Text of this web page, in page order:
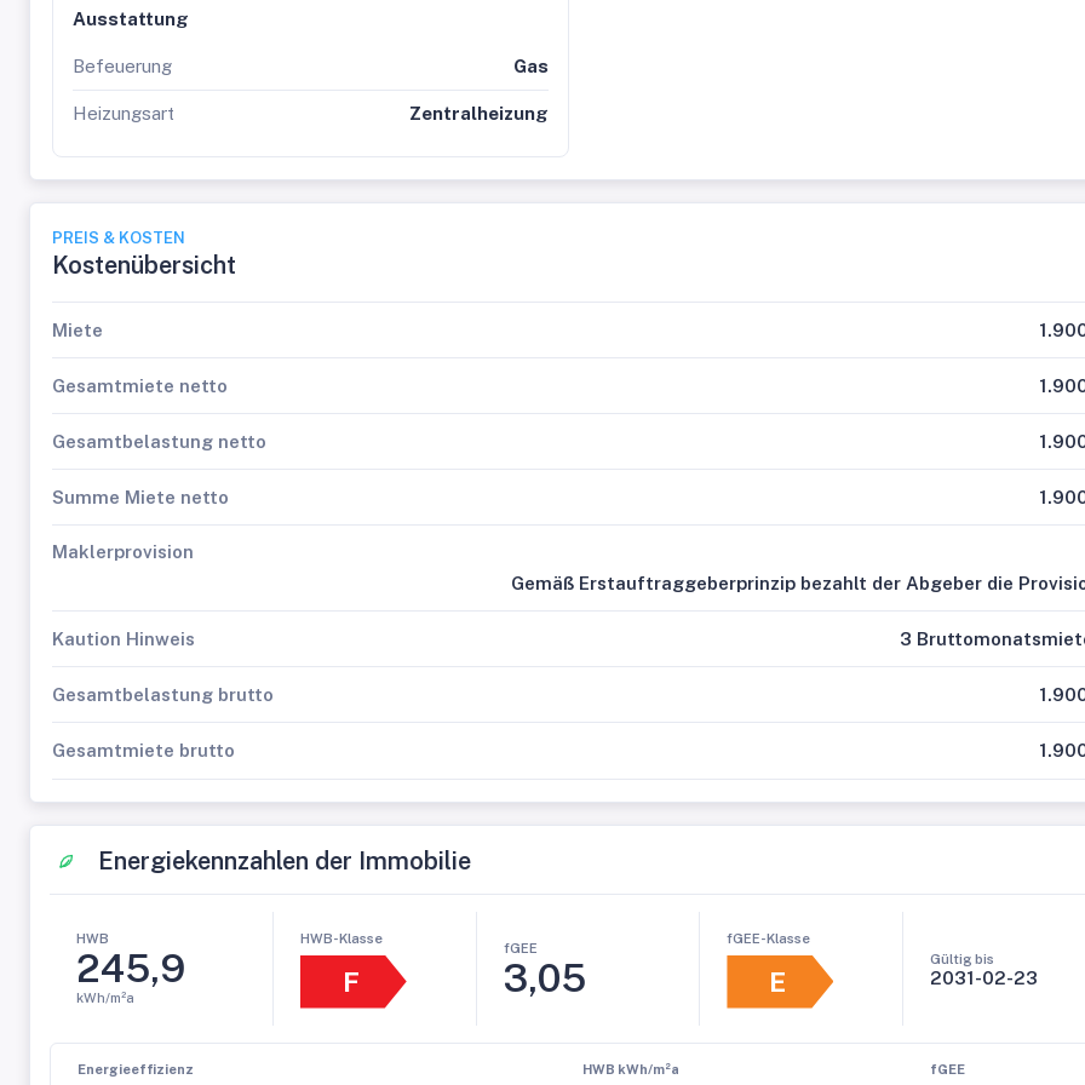
Ausstattung
Befeuerung Gas
Heizungsart Zentralheizung
PREIS & KOSTEN
Kostenübersicht
Miete
Gesamtmiete netto
Gesamtbelastung netto
Summe Miete netto
Maklerprovision
Gemäß Erstauftraggeberprinzip bezahlt der Abgeber die
Kaution Hinweis 3
Gesamtbelastung brutto
Gesamtmiete brutto
Energiekennzahlen der Immobilie
HWB
245,9
kWh/m²a
HWB-Klasse
F
fGEE
3,05
fGEE-Klasse
E
Gültig bis
2031-02-23
Energieeffizienz HWB kWh/m²a fGEE